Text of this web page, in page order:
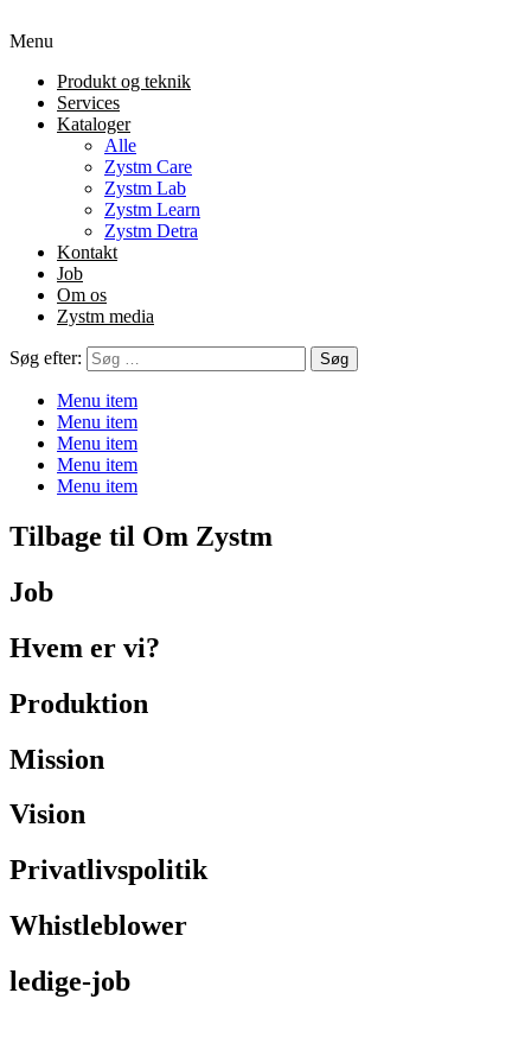
Menu
Produkt og teknik
Services
Kataloger
Alle
Zystm Care
Zystm Lab
Zystm Learn
Zystm Detra
Kontakt
Job
Om os
Zystm media
Søg efter:
Menu item
Menu item
Menu item
Menu item
Menu item
Tilbage til Om Zystm
Job
Hvem er vi?
Produktion
Mission
Vision
Privatlivspolitik
Whistleblower
ledige-job